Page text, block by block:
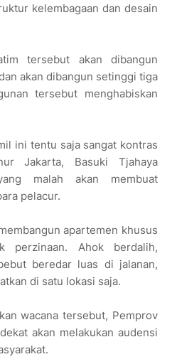
kelembagaan dan desain
tersebut akan dibangun
akan dibangun setinggi tiga
tersebut menghabiskan
ini tentu saja sangat kontras
Jakarta, Basuki Tjahaya
malah akan membuat
pelacur.
apartemen khusus
perzinaan. Ahok berdalih,
beredar luas di jalanan,
di satu lokasi saja.
wacana tersebut, Pemprov
akan melakukan audensi